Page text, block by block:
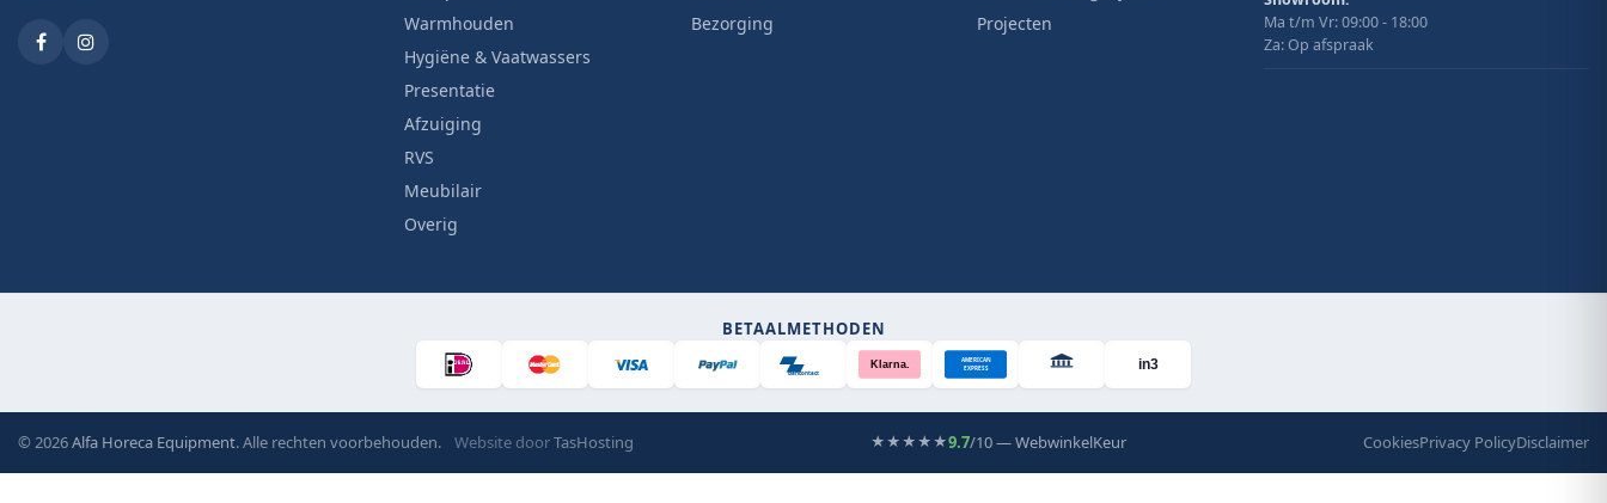
Warmhouden
Hygiëne & Vaatwassers
Presentatie
Afzuiging
RVS
Meubilair
Overig
Bezorging
Projecten
Ma t/m Vr: 09:00 - 18:00
Za: Op afspraak
BETAALMETHODEN
Bancontact
Klarna. AMERICAN
EXPRESS in3
© 2026Alfa Horeca Equipment. Alle rechten voorbehouden. Website doorTasHosting ★★★★★9.7/10 — WebwinkelKeur CookiesPrivacy PolicyDisclaimer